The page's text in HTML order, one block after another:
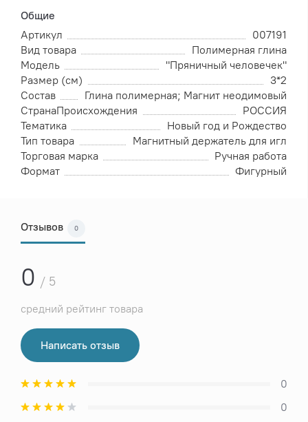
Общие
Артикул
007191
Вид товара
Полимерная глина
Модель
"Пряничный человечек"
Размер (см)
3*2
Состав
Глина полимерная; Магнит неодимовый
СтранаПроисхождения
РОССИЯ
Тематика
Новый год и Рождество
Тип товара
Магнитный держатель для игл
Торговая марка
Ручная работа
Формат
Фигурный
Отзывов 0
0 / 5
средний рейтинг товара
Написать отзыв
0
0